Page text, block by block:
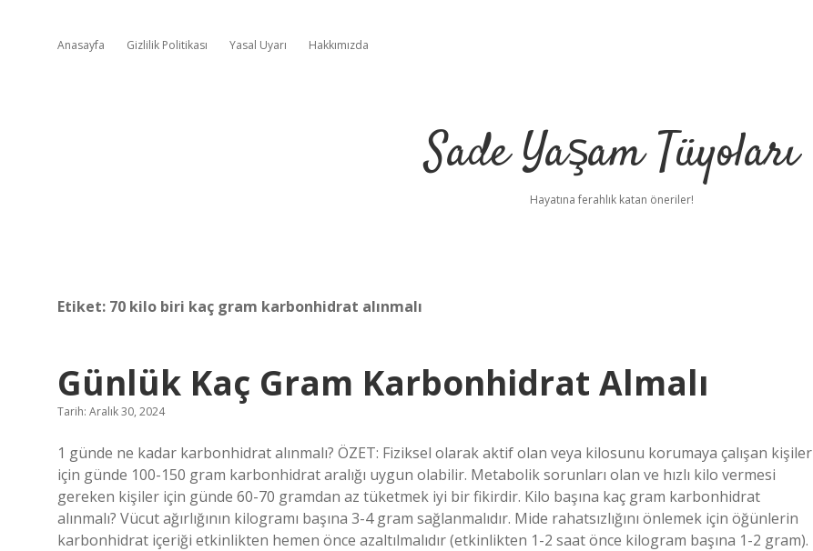
Anasayfa Gizlilik Politikası Yasal Uyarı Hakkımızda
Sade Yaşam Tüyoları
Hayatına ferahlık katan öneriler!
Etiket: 70 kilo biri kaç gram karbonhidrat alınmalı
Günlük Kaç Gram Karbonhidrat Almalı
Tarih: Aralık 30, 2024
1 günde ne kadar karbonhidrat alınmalı? ÖZET: Fiziksel olarak aktif olan veya kilosunu korumaya çalışan kişiler
için günde 100-150 gram karbonhidrat aralığı uygun olabilir. Metabolik sorunları olan ve hızlı kilo vermesi
gereken kişiler için günde 60-70 gramdan az tüketmek iyi bir fikirdir. Kilo başına kaç gram karbonhidrat
alınmalı? Vücut ağırlığının kilogramı başına 3-4 gram sağlanmalıdır. Mide rahatsızlığını önlemek için öğünlerin
karbonhidrat içeriği etkinlikten hemen önce azaltılmalıdır (etkinlikten 1-2 saat önce kilogram başına 1-2 gram).